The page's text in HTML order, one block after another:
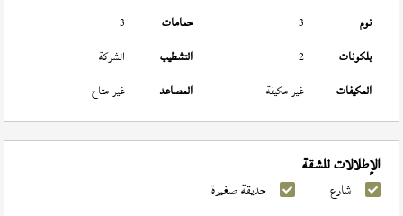
نوم
3 حمامات
3
بلكونات
2 التشطيب
الشركة
المكيفات
غير مكيفة المصاعد غير متاح
الإطلالات للشقة
شارع حديقة صغيرة